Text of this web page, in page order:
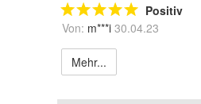
Positiv
Von: m***i 30.04.23
Mehr...